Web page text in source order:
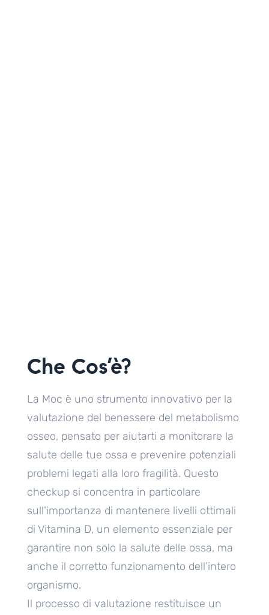
Che Cos’è?
La Moc è uno strumento innovativo per la
valutazione del benessere del metabolismo
osseo, pensato per aiutarti a monitorare la
salute delle tue ossa e prevenire potenziali
problemi legati alla loro fragilità. Questo
checkup si concentra in particolare
sull’importanza di mantenere livelli ottimali
di Vitamina D, un elemento essenziale per
garantire non solo la salute delle ossa, ma
anche il corretto funzionamento dell’intero
organismo.
Il processo di valutazione restituisce un